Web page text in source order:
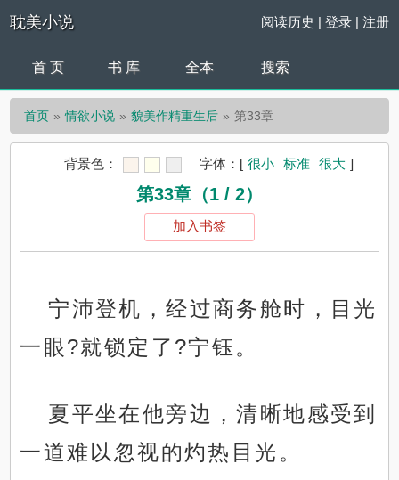
耽美小说 阅读历史 | 登录| 注册
首 页 书 库 全本 搜索
首页 情欲小说 貌美作精重生后 第33章
背景色： 字体： [ 很小 标准 很大 ]
第33章（1 / 2）
加入书签
宁沛登机，经过商务舱时，目光
一眼?就锁定了?宁钰。
夏平坐在他旁边，清晰地感受到
一道难以忽视的灼热目光。